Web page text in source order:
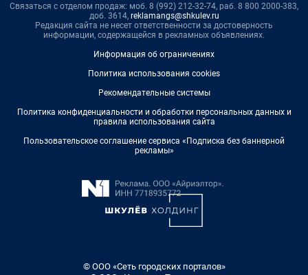
Связаться с отделом продаж: моб. 8 (992) 212-32-74, раб. 8 800 2000-383,
доб. 3614, reklamangs@shkulev.ru
Редакция сайта не несет ответственности за достоверность
информации, содержащейся в рекламных объявлениях.
Информация об ограничениях
Политика использования cookies
Рекомендательные системы
Политика конфиденциальности и обработки персональных данных и
правила использования сайта
Пользовательское соглашение сервиса «Подписка без баннерной
рекламы»
© ООО «Сеть городских порталов»